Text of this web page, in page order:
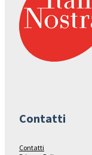
Contatti
Contatti